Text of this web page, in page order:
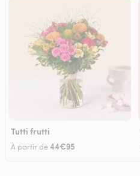
Tutti frutti
À partir de44€95